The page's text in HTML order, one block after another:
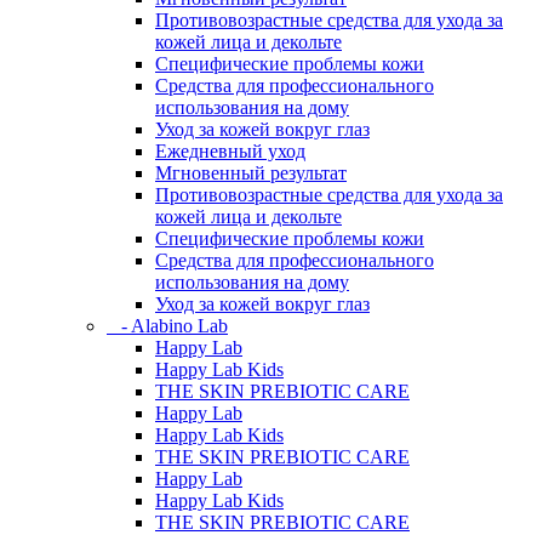
Противовозрастные средства для ухода за
кожей лица и декольте
Специфические проблемы кожи
Средства для профессионального
использования на дому
Уход за кожей вокруг глаз
Ежедневный уход
Мгновенный результат
Противовозрастные средства для ухода за
кожей лица и декольте
Специфические проблемы кожи
Средства для профессионального
использования на дому
Уход за кожей вокруг глаз
- Alabino Lab
Happy Lab
Happy Lab Kids
THE SKIN PREBIOTIC CARE
Happy Lab
Happy Lab Kids
THE SKIN PREBIOTIC CARE
Happy Lab
Happy Lab Kids
THE SKIN PREBIOTIC CARE